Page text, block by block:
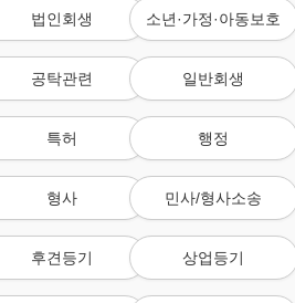
법인회생 소년·가정·아동보호
공탁관련 일반회생
특허 행정
형사 민사/형사소송
후견등기 상업등기